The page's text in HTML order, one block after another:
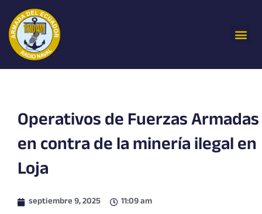
contenido
Operativos de Fuerzas Armadas
en contra de la minería ilegal en
Loja
septiembre 9, 2025 11:09 am